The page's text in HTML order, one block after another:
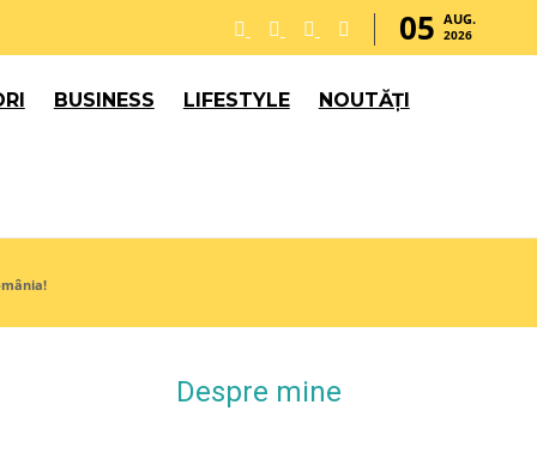
05 AUG.
2026
BUSINESS LIFESTYLE NOUTĂȚI
Despre mine